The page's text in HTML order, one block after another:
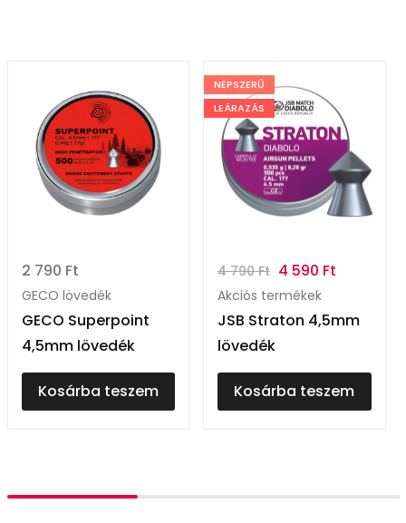
2 790 Ft
GECO lövedék
GECO Superpoint
4,5mm lövedék
Kosárba teszem
NÉPSZERŰ
LEÁRAZÁS
4 790Ft 4 590 Ft
Akciós termékek
JSB Straton 4,5mm
lövedék
Kosárba teszem